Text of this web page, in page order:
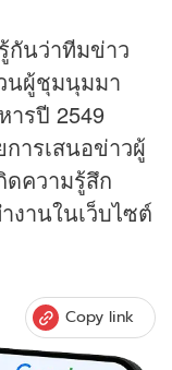
กันว่าทีมข่าว
นผู้ชุมนุมมา
รปี 2549
ารเสนอข่าวผู้
ความรู้สึก
งานในเว็บไซต์
Copy link